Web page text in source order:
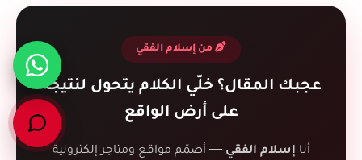
من إسلام الفقي
عجبك المقال؟ خلّي الكلام يتحول لنتيجة
على أرض الواقع
أنا إسلام الفقي — أصمّم مواقع ومتاجر إلكترونية